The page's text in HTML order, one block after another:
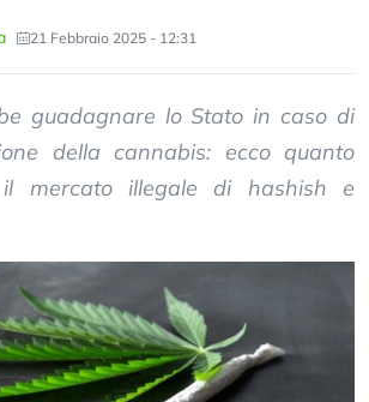
21 Febbraio 2025 - 12:31
guadagnare lo Stato in caso di
della cannabis: ecco quanto
mercato illegale di hashish e